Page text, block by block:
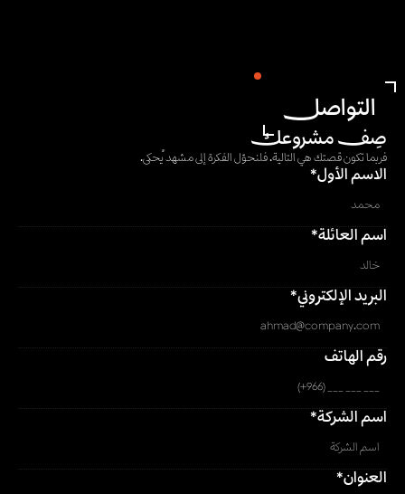
التواصل
صِف مشروعك
فربما تكون قصتك هي التالية. فلنحوّل الفكرة إلى مشهد يُحكى.
الاسم الأول*
اسم العائلة*
البريد الإلكتروني*
رقم الهاتف
اسم الشركة*
العنوان*